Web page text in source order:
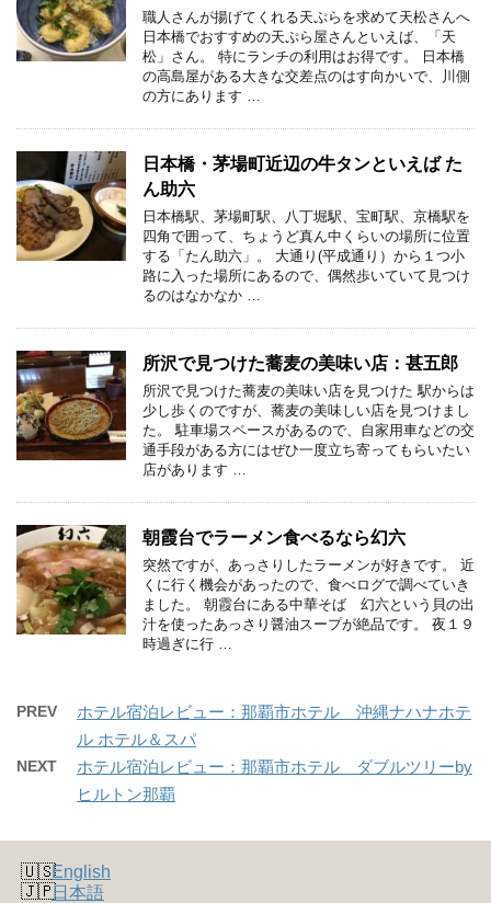
職人さんが揚げてくれる天ぷらを求めて天松さんへ
日本橋でおすすめの天ぷら屋さんといえば、「天
松」さん。 特にランチの利用はお得です。 日本橋
の高島屋がある大きな交差点のはす向かいで、川側
の方にあります …
日本橋・茅場町近辺の牛タンといえば た
ん助六
日本橋駅、茅場町駅、八丁堀駅、宝町駅、京橋駅を
四角で囲って、ちょうど真ん中くらいの場所に位置
する「たん助六」。 大通り(平成通り）から１つ小
路に入った場所にあるので、偶然歩いていて見つけ
るのはなかなか …
所沢で見つけた蕎麦の美味い店：甚五郎
所沢で見つけた蕎麦の美味い店を見つけた 駅からは
少し歩くのですが、蕎麦の美味しい店を見つけまし
た。 駐車場スペースがあるので、自家用車などの交
通手段がある方にはぜひ一度立ち寄ってもらいたい
店があります …
朝霞台でラーメン食べるなら幻六
突然ですが、あっさりしたラーメンが好きです。 近
くに行く機会があったので、食べログで調べていき
ました。 朝霞台にある中華そば 幻六という貝の出
汁を使ったあっさり醤油スープが絶品です。 夜１９
時過ぎに行 …
PREV
ホテル宿泊レビュー：那覇市ホテル 沖縄ナハナホテ
ル ホテル＆スパ
NEXT
ホテル宿泊レビュー：那覇市ホテル ダブルツリーby
ヒルトン那覇
English
日本語